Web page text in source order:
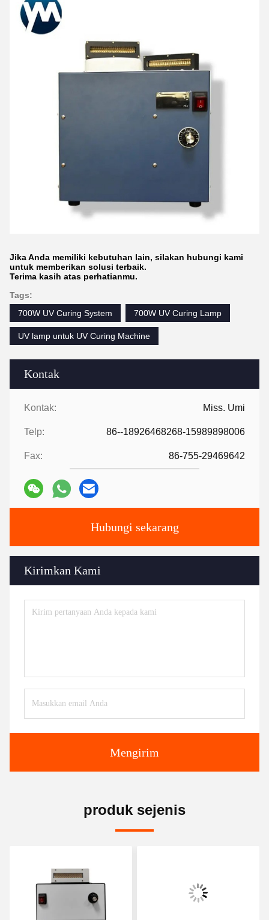
Kontak
Kontak: Miss. Umi
Telp: 86--18926468268-15989898006
Fax: 86-755-29469642
Hubungi sekarang
Kirimkan Kami
Mengirim
Jika Anda memiliki kebutuhan lain, silakan hubungi kami
untuk memberikan solusi terbaik.
Terima kasih atas perhatianmu.
Tags:
700W UV Curing System
700W UV Curing Lamp
UV lamp untuk UV Curing Machine
produk sejenis